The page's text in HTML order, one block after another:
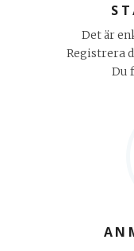
Det är
Registrera
Du